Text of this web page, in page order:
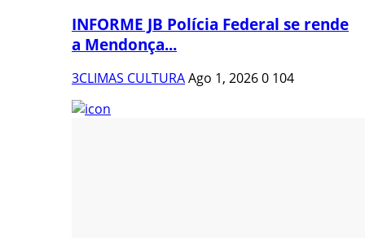
INFORME JB Polícia Federal se rende
a Mendonça...
3CLIMAS CULTURAAgo 1, 20260 104